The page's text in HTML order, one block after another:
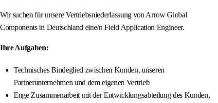
Wir suchen für unsere Vertriebsniederlassung von Arrow Global
Components in Deutschland eine/n Field Application Engineer.
Ihre Aufgaben:
Technisches Bindeglied zwischen Kunden, unseren
Partnerunternehmen und dem eigenen Vertrieb
Enge Zusammenarbeit mit der Entwicklungsabteilung des Kunden,